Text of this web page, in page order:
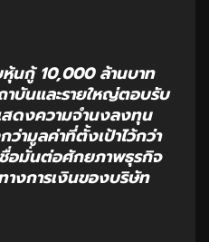
หุ้นกู้ 10,000 ล้านบาท
บันและรายใหญ่ตอบรับ
ดงความจำนงลงทุน
มูลค่าที่ตั้งเป้าไว้กว่า
ชื่อมั่นต่อศักยภาพธุรกิจ
งการเงินของบริษัท